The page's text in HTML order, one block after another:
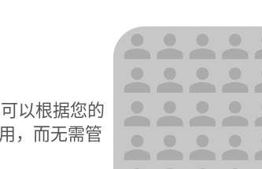
以根据您的
，而无需管